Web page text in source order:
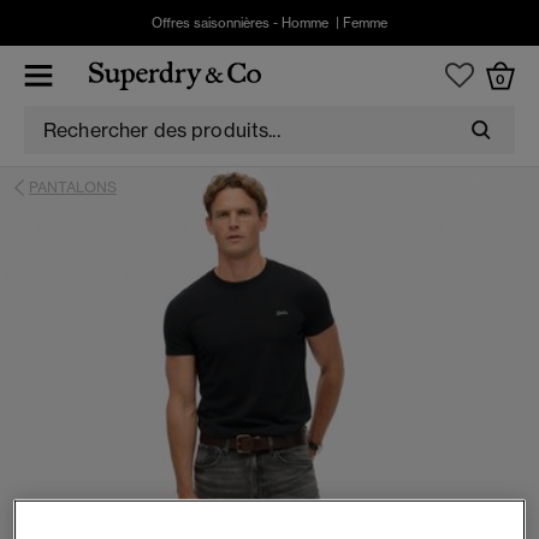
Offres saisonnières - Homme Femme
0
PANTALONS